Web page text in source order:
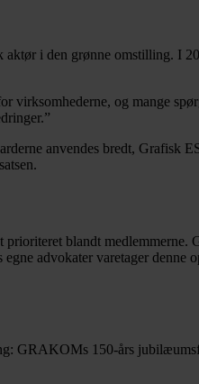
i den grønne omstilling. I
og mange
anvendes bredt, Grafisk
blandt
advokater varetager denne
GRAKOMs 150-års